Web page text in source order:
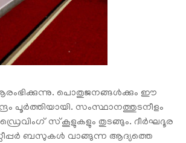
പൊതുജനങ്ങൾക്കും ഈ
പൂർത്തിയായി. സംസ്ഥാനത്തുടനീളം
സ്‌കൂളുകളും തുടങ്ങും. ദീർഘദൂര
ബസുകൾ വാങ്ങുന്ന ആദ്യത്തെ